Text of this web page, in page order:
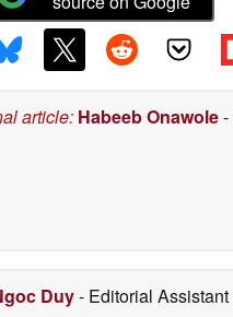
article: Habeeb Onawole
Duy- Editorial Assistant